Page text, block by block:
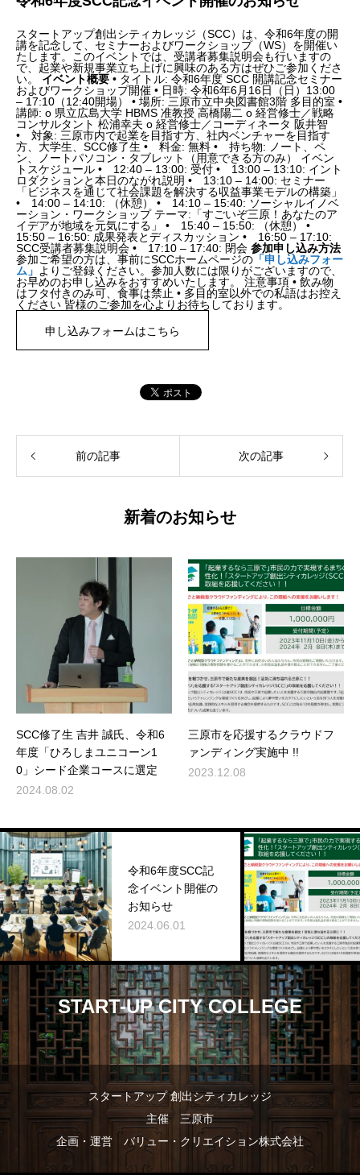
スタートアップ創出シティカレッジ（SCC）は、令和6年度の開
講を記念して、セミナーおよびワークショップ（WS）を開催い
たします。このイベントでは、受講者募集説明会も行いますの
で、起業や新規事業立ち上げに興味のある方はぜひご参加くださ
い。 イベント概要 • タイトル: 令和6年度 SCC 開講記念セミナー
およびワークショップ開催 • 日時: 令和6年6月16日（日）13:00
– 17:10（12:40開場） • 場所: 三原市立中央図書館3階 多目的室 •
講師: o 県立広島大学 HBMS 准教授 高橋陽二 o 経営修士／戦略
コンサルタント 松浦幸夫 o 経営修士／コーディネータ 阪井智
• 対象: 三原市内で起業を目指す方、社内ベンチャーを目指す
方、大学生、SCC修了生 • 料金: 無料 • 持ち物: ノート、ペ
ン、ノートパソコン・タブレット（用意できる方のみ） イベン
トスケジュール • 12:40 – 13:00: 受付 • 13:00 – 13:10: イント
ロダクションと本日のながれ説明 • 13:10 – 14:00: セミナー
「ビジネスを通じて社会課題を解決する収益事業モデルの構築」
• 14:00 – 14:10: （休憩） • 14:10 – 15:40: ソーシャルイノベ
ーション・ワークショップ テーマ:「すごいぞ三原！あなたのア
イデアが地域を元気にする」 • 15:40 – 15:50: （休憩） •
15:50 – 16:50: 成果発表とディスカッション • 16:50 – 17:10:
SCC受講者募集説明会 • 17:10 – 17:40: 閉会 参加申し込み方法
参加ご希望の方は、事前にSCCホームページの 「申し込みフォー
ム」 よりご登録ください。参加人数には限りがございますので、
お早めのお申し込みをおすすめいたします。 注意事項 • 飲み物
はフタ付きのみ可、食事は禁止 • 多目的室以外での私語はお控え
ください 皆様のご参加を心よりお待ちしております。
申し込みフォームはこちら
前の記事 次の記事
新着のお知らせ
SCC修了生 吉井 誠氏、令和6
年度「ひろしまユニコーン1
0」シード企業コースに選定
2024.08.02
三原市を応援するクラウドフ
ァンディング実施中 !!
2023.12.08
令和6年度SCC記
念イベント開催の
お知らせ
2024.06.01
三
ク
ィ
START-UP CITY COLLEGE
スタートアップ 創出シティカレッジ
主催 三原市
企画・運営 バリュー・クリエイション株式会社